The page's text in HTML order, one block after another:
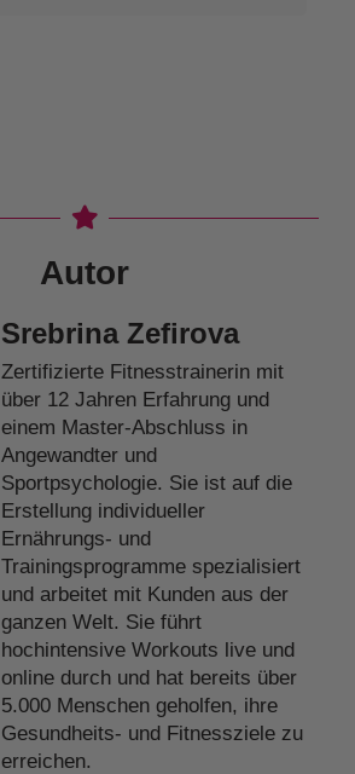
Autor
Srebrina Zefirova
Zertifizierte Fitnesstrainerin mit
über 12 Jahren Erfahrung und
einem Master-Abschluss in
Angewandter und
Sportpsychologie. Sie ist auf die
Erstellung individueller
Ernährungs- und
Trainingsprogramme spezialisiert
und arbeitet mit Kunden aus der
ganzen Welt. Sie führt
hochintensive Workouts live und
online durch und hat bereits über
5.000 Menschen geholfen, ihre
Gesundheits- und Fitnessziele zu
erreichen.